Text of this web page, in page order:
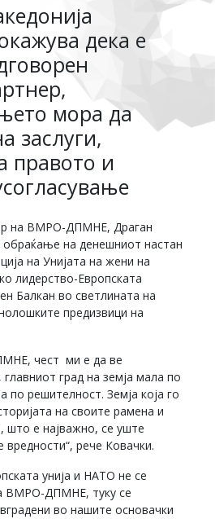
дека е
мора да
заслуги,
правото и
на ВМРО-ДПМНЕ, Драган
на денешниот настан
на Унијата на жени на
Европската
Балкан во светлината на
предизвици на
чест ми е да ве
град на земја мала по
по решителност. Земја која го
на своите рамена и
што е најважно, се уште
вредности“, рече Ковачки.
унија и НАТО не се
ВМРО-ДПМНЕ, туку се
во нашите основачки